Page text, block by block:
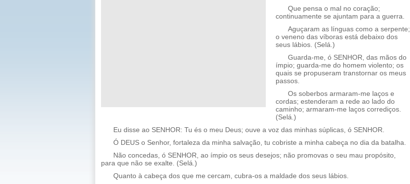
Que pensa o mal no coração;
continuamente se ajuntam para a guerra.
Aguçaram as línguas como a serpente;
o veneno das víboras está debaixo dos
seus lábios. (Selá.)
Guarda-me, ó SENHOR, das mãos do
ímpio; guarda-me do homem violento; os
quais se propuseram transtornar os meus
passos.
Os soberbos armaram-me laços e
cordas; estenderam a rede ao lado do
caminho; armaram-me laços corrediços.
(Selá.)
Eu disse ao SENHOR: Tu és o meu Deus; ouve a voz das minhas súplicas, ó SENHOR.
Ó DEUS o Senhor, fortaleza da minha salvação, tu cobriste a minha cabeça no dia da batalha.
Não concedas, ó SENHOR, ao ímpio os seus desejos; não promovas o seu mau propósito,
para que não se exalte. (Selá.)
Quanto à cabeça dos que me cercam, cubra-os a maldade dos seus lábios.